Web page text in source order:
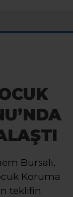
Bursalı,
Koruma
teklifin